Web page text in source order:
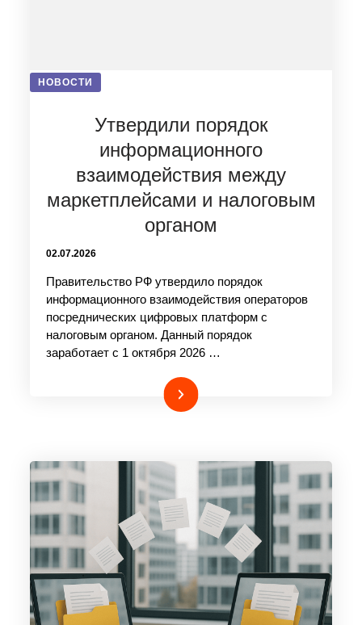
НОВОСТИ
Утвердили порядок
информационного
взаимодействия между
маркетплейсами и налоговым
органом
02.07.2026
Правительство РФ утвердило порядок
информационного взаимодействия операторов
посреднических цифровых платформ с
налоговым органом. Данный порядок
заработает с 1 октября 2026 …
Подробнее